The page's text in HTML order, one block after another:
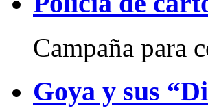
Campaña para
Goya y sus